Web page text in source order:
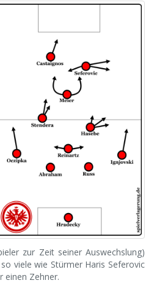
zur Zeit seiner Auswechslung)
viele wie Stürmer Haris Seferovic
einen Zehner.